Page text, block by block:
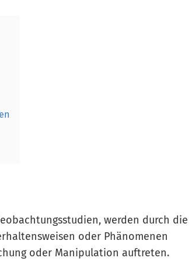
werden durch die
oder Phänomenen
oder Manipulation auftreten.